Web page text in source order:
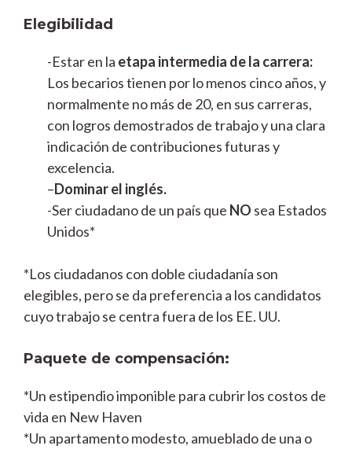
Elegibilidad
-Estar en la etapa intermedia de la carrera:
Los becarios tienen por lo menos cinco años, y
normalmente no más de 20, en sus carreras,
con logros demostrados de trabajo y una clara
indicación de contribuciones futuras y
excelencia.
–Dominar el inglés.
-Ser ciudadano de un país que NO sea Estados
Unidos*
*Los ciudadanos con doble ciudadanía son
elegibles, pero se da preferencia a los candidatos
cuyo trabajo se centra fuera de los EE. UU.
Paquete de compensación:
*Un estipendio imponible para cubrir los costos de
vida en New Haven
*Un apartamento modesto, amueblado de una o